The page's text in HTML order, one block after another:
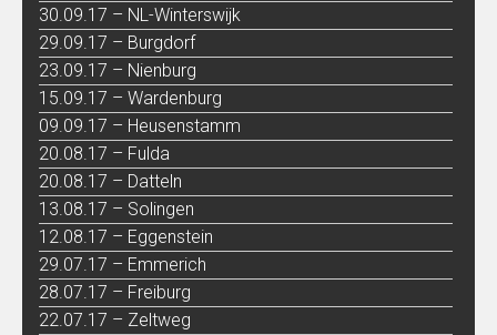
30.09.17 – NL-Winterswijk
29.09.17 – Burgdorf
23.09.17 – Nienburg
15.09.17 – Wardenburg
09.09.17 – Heusenstamm
20.08.17 – Fulda
20.08.17 – Datteln
13.08.17 – Solingen
12.08.17 – Eggenstein
29.07.17 – Emmerich
28.07.17 – Freiburg
22.07.17 – Zeltweg